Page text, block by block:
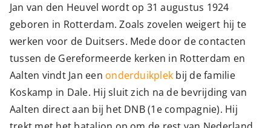
Jan van den Heuvel wordt op 31 augustus 1924
geboren in Rotterdam. Zoals zovelen weigert hij te
werken voor de Duitsers. Mede door de contacten
tussen de Gereformeerde kerken in Rotterdam en
Aalten vindt Jan een onderduikplek bij de familie
Koskamp in Dale. Hij sluit zich na de bevrijding van
Aalten direct aan bij het DNB (1e compagnie). Hij